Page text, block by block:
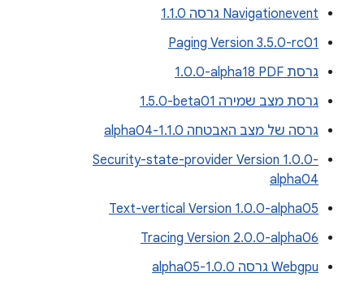
Navigationevent גרסה 1.1.0
Paging Version 3.5.0-rc01
גרסת PDF‏ ‎1.0.0-alpha18
גרסת מצב שמירה ‎1.5.0-beta01
גרסה של מצב האבטחה 1.1.0-alpha04
Security-state-provider Version 1.0.0-
alpha04
Text-vertical Version 1.0.0-alpha05
Tracing Version 2.0.0-alpha06
Webgpu גרסה 1.0.0-alpha05